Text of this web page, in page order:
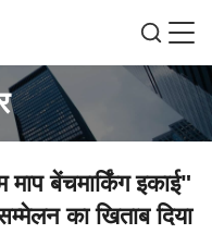
बेंचमार्किंग इकाई"
का खिताब दिया